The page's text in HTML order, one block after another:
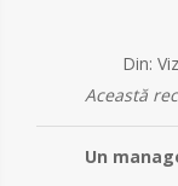
Din:
Această
Un